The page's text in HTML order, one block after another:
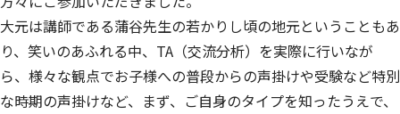
大元は講師である蒲谷先生の若かりし頃の地元ということもあ
り、笑いのあふれる中、 TA（交流分析）を実際に行いなが
ら、様々な観点でお子様への普段からの声掛けや受験など特別
な時期の声掛けなど、まず、ご自身のタイプを知ったうえで、